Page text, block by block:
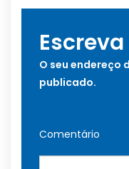
O seu endereço
publicado.
Comentário